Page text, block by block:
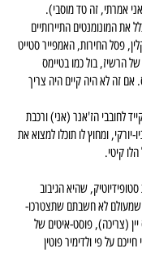
אמרתי, זה טד מוסבי).
את המונומנטים התיירותיים
פסל החירות, האמפייר סטייט
של הרשיז, בול כמו בטיימס
אם זה לא היה קיים היה צריך
לחובבי הז'אנר (אני) ורכבת
ומחוץ לו תוכלו למצוא את
קיטי.
שהיא הגיבוב
לא חשבתם שתצטרכו-
(צריכה), פוסט-איטים של
על פי ולדימיר פוטין